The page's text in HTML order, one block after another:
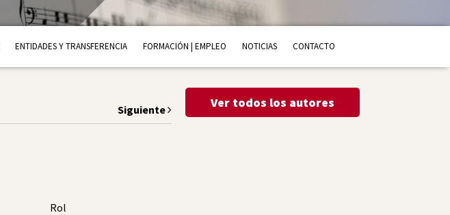
ENTIDADES Y TRANSFERENCIA FORMACIÓN | EMPLEO NOTICIAS CONTACTO
Siguiente
Rol
Ver todos los autores